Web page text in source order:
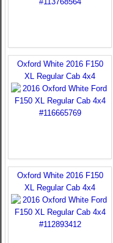
Oxford White 2016 F150
XL Regular Cab 4x4
Oxford White 2016 F150
XL Regular Cab 4x4